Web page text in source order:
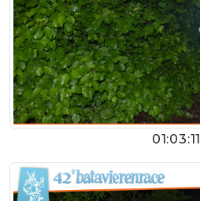
01:03:11